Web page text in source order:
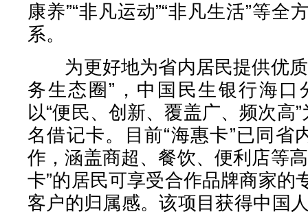
康养”“非凡运动”“非凡生活”等
系。
为更好地为省内居民提供优质
务生态圈”，中国民生银行海
以“便民、创新、覆盖广、频次高
名借记卡。目前“海惠卡”已同省
作，涵盖商超、餐饮、便利店等
卡”的居民可享受合作品牌商家的
客户的归属感。该项目获得中国